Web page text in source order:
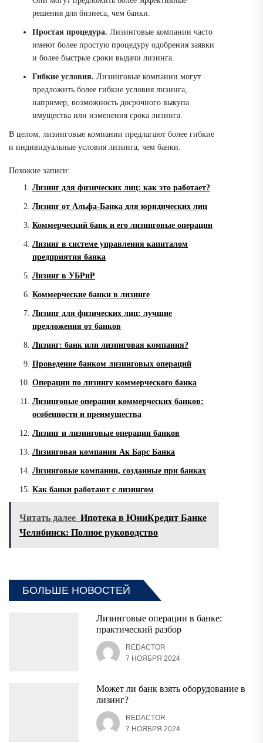
решения для бизнеса, чем банки.
Простая процедура. Лизинговые компании часто
имеют более простую процедуру одобрения заявки
и более быстрые сроки выдачи лизинга.
Гибкие условия. Лизинговые компании могут
предложить более гибкие условия лизинга,
например, возможность досрочного выкупа
имущества или изменения срока лизинга.
В целом, лизинговые компании предлагают более гибкие
и индивидуальные условия лизинга, чем банки.
Похожие записи:
Лизинг для физических лиц: как это работает?
Лизинг от Альфа-Банка для юридических лиц
Коммерческий банк и его лизинговые операции
Лизинг в системе управления капиталом
предприятия банка
Лизинг в УБРиР
Коммерческие банки в лизинге
Лизинг для физических лиц: лучшие
предложения от банков
Лизинг: банк или лизинговая компания?
Проведение банком лизинговых операций
Операции по лизингу коммерческого банка
Лизинговые операции коммерческих банков:
особенности и преимущества
Лизинг и лизинговые операции банков
Лизинговая компания Ак Барс Банка
Лизинговые компании, созданные при банках
Как банки работают с лизингом
Читать далее Ипотека в ЮниКредит Банке
Челябинск: Полное руководство
БОЛЬШЕ НОВОСТЕЙ
Лизинговые операции в банке:
практический разбор
REDACTOR
7 НОЯБРЯ 2024
Может ли банк взять оборудование в
лизинг?
REDACTOR
7 НОЯБРЯ 2024